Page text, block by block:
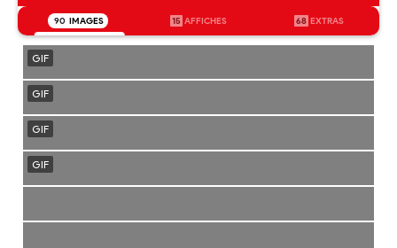
90 IMAGES 15 AFFICHES 68 EXTRAS